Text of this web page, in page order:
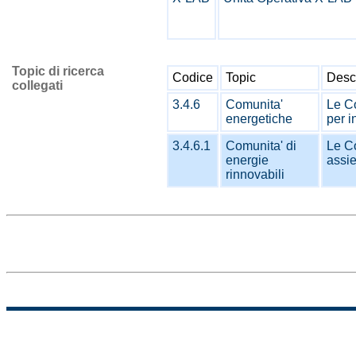
Topic di ricerca
collegati
Codice Topic
3.4.6
Comunita'
energetiche
Le
per
3.4.6.1
Comunita' di
energie
rinnovabili
Le